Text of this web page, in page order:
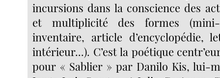
incursions dans la conscience des
et multiplicité des formes (mini-
inventaire, article d’encyclopédie,
intérieur...). C’est la poétique
pour « Sablier » par Danilo Kis, lui-